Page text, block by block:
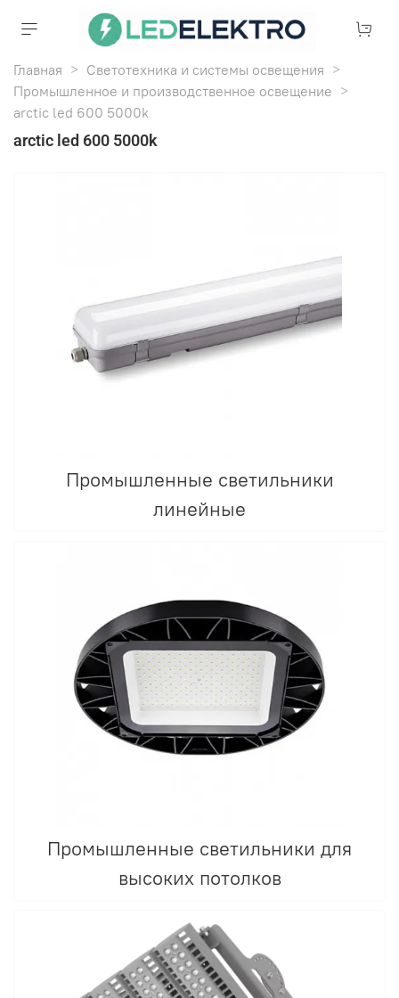
Главная
Светотехника и системы освещения
Промышленное и производственное освещение
arctic led 600 5000k
arctic led 600 5000k
Промышленные светильники
линейные
Промышленные светильники для
высоких потолков